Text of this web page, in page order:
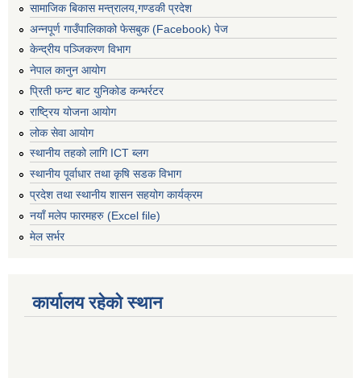
सामाजिक बिकास मन्त्रालय,गण्डकी प्रदेश
अन्नपूर्ण गाउँपालिकाको फेसबुक (Facebook) पेज
केन्द्रीय पञ्जिकरण विभाग
नेपाल कानुन आयोग
प्रिती फन्ट बाट युनिकोड कन्भर्रटर
राष्ट्रिय योजना आयोग
लोक सेवा आयोग
स्थानीय तहको लागि ICT ब्लग
स्थानीय पूर्वाधार तथा कृषि सडक विभाग
प्रदेश तथा स्थानीय शासन सहयोग कार्यक्रम
नयाँ मलेप फारमहरु (Excel file)
मेल सर्भर
कार्यालय रहेको स्थान